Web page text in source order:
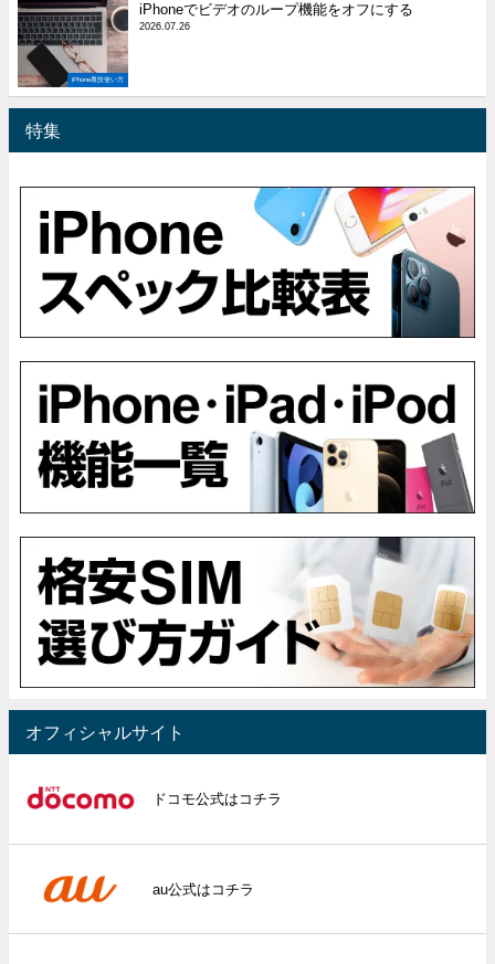
iPhone裏技使い方
iPhoneでビデオのループ機能をオフにする
2026.07.26
特集
オフィシャルサイト
ドコモ公式はコチラ
au公式はコチラ